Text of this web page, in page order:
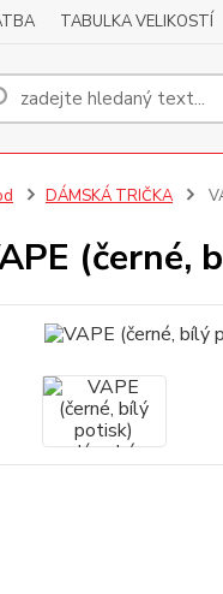
TABULKA VELIKOSTÍ
DÁMSKÁ TRIČKA
(černé,